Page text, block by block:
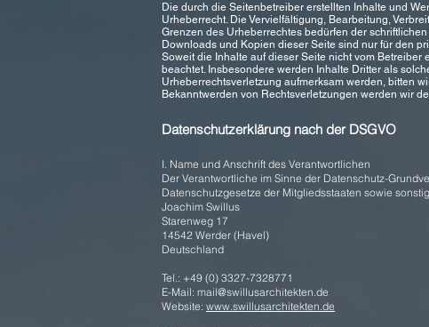
Die durch die Seitenbetreiber erstellten Inhalte und
Urheberrecht. Die Vervielfältigung, Bearbeitung,
Grenzen des Urheberrechtes bedürfen der
Downloads und Kopien dieser Seite sind nur für den
Soweit die Inhalte auf dieser Seite nicht vom
beachtet. Insbesondere werden Inhalte Dritter als
Urheberrechtsverletzung aufmerksam werden, bitten
Bekanntwerden von Rechtsverletzungen werden wir
Datenschutzerklärung nach der DSGVO
I. Name und Anschrift des Verantwortlichen
Der Verantwortliche im Sinne der Datenschutz-
Datenschutzgesetze der Mitgliedsstaaten sowie
Joachim Swillus
Starenweg 17
14542 Werder (Havel)
Deutschland
Tel.: +49 (0) 3327-7328771
E-Mail: mail@swillusarchitekten.de
Website: www.swillusarchitekten.de